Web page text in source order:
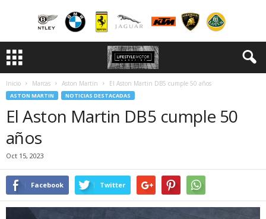
Inicio Marcas Aston Martin El Aston Martin DB5 cumple 50 años
ASTON MARTIN NOTICIAS DESTACADAS
El Aston Martin DB5 cumple 50
años
Oct 15, 2023
Facebook Twitter